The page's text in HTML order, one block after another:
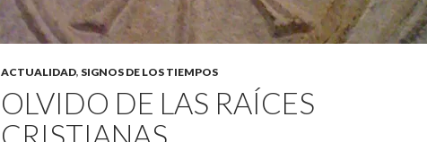
ACTUALIDAD, SIGNOS DE LOS TIEMPOS
OLVIDO DE LAS RAÍCES
CRISTIANAS